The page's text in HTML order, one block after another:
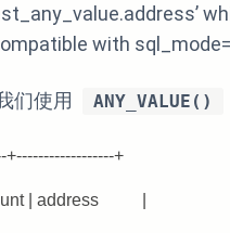
with
们使用 ANY_VALUE()
+------------------+
| address |